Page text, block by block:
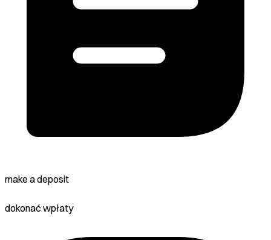
make a deposit
dokonać wpłaty